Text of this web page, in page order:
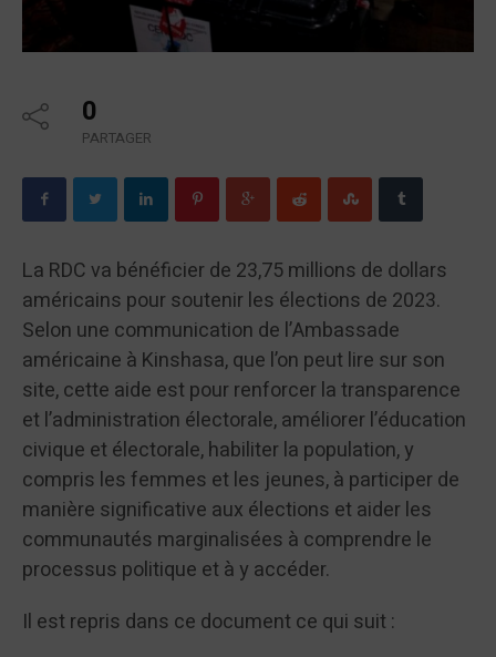
0
PARTAGER
La RDC va bénéficier de 23,75 millions de dollars
américains pour soutenir les élections de 2023.
Selon une communication de l’Ambassade
américaine à Kinshasa, que l’on peut lire sur son
site, cette aide est pour renforcer la transparence
et l’administration électorale, améliorer l’éducation
civique et électorale, habiliter la population, y
compris les femmes et les jeunes, à participer de
manière significative aux élections et aider les
communautés marginalisées à comprendre le
processus politique et à y accéder.
Il est repris dans ce document ce qui suit :